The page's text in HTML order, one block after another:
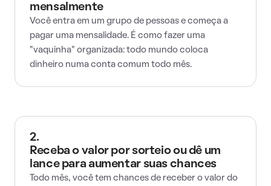
mensalmente
Você entra em um grupo de pessoas e começa a
pagar uma mensalidade. É como fazer uma
"vaquinha" organizada: todo mundo coloca
dinheiro numa conta comum todo mês.
2.
Receba o valor por sorteio ou dê um
lance para aumentar suas chances
Todo mês, você tem chances de receber o valor do